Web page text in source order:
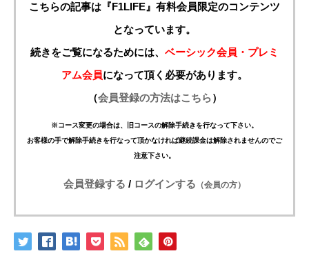
こちらの記事は『F1LIFE』有料会員限定のコンテンツ
となっています。
続きをご覧になるためには、 ベーシック会員・プレミ
アム会員になって頂く必要があります。
（会員登録の方法はこちら）
※コース変更の場合は、旧コースの解除手続きを行なって下さい。
お客様の手で解除手続きを行なって頂かなければ継続課金は解除されませんのでご
注意下さい。
会員登録する / ログインする （会員の方）